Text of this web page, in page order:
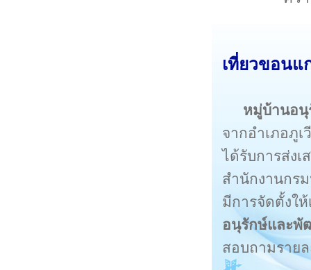
เที่ยวขอน
หมู่บ้านอนุ
จากอำเภอภู
ได้รับการส่ง
สำนักงานกร
มีการจัดตั้งให้
อนุรักษ์และพั
สอบถามราย